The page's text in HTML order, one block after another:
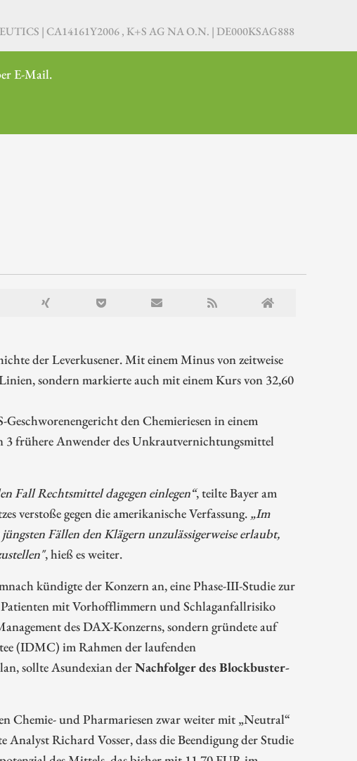
| CA14161Y2006 , K+S AG NA O.N. | DE000KSAG888
E-Mail.
der Leverkusener. Mit einem Minus von zeitweise
sondern markierte auch mit einem Kurs von 32,60
den Chemieriesen in einem
3 frühere Anwender des Unkrautvernichtungsmittel
Fall Rechtsmittel dagegen einlegen“, teilte Bayer am
verstoße gegen die amerikanische Verfassung. „Im
Fällen den Klägern unzulässigerweise erlaubt,
, hieß es weiter.
kündigte der Konzern an, eine Phase-III-Studie zur
mit Vorhofflimmern und Schlaganfallrisiko
des DAX-Konzerns, sondern gründete auf
(IDMC) im Rahmen der laufenden
sollte Asundexian derNachfolger des Blockbuster-
Chemie- und Pharmariesen zwar weiter mit „Neutral“
Analyst Richard Vosser, dass die Beendigung der Studie